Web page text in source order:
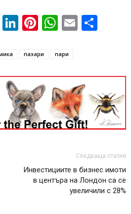
Twitter
LinkedIn
Pinterest
WhatsApp
Email
пазари пари
Следваща статия
Инвестициите в бизнес имоти
в центъра на Лондон са се
увеличили с 28%